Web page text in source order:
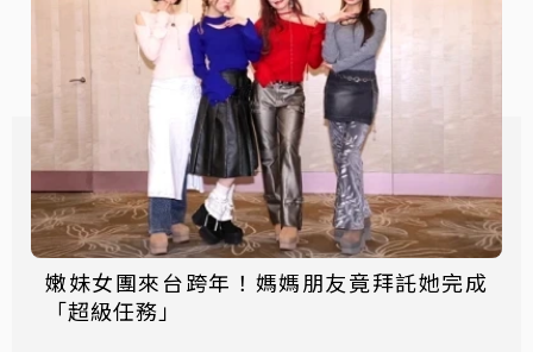
嫩妹女團來台跨年！媽媽朋友竟拜託她完成
「超級任務」